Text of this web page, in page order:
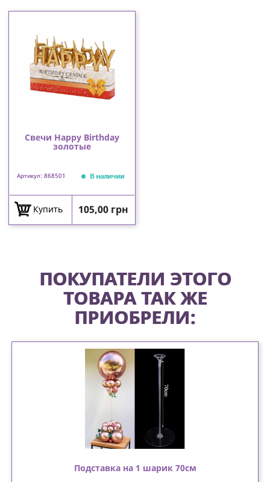
Свечи Happy Birthday
золотые
Артикул: 868501 В наличии
Купить Цена
105,00 грн
ПОКУПАТЕЛИ ЭТОГО
ТОВАРА ТАК ЖЕ
ПРИОБРЕЛИ:
Подставка на 1 шарик 70см